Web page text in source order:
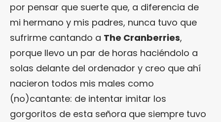
por pensar que suerte que, a diferencia de
mi hermano y mis padres, nunca tuvo que
sufrirme cantando a The Cranberries,
porque llevo un par de horas haciéndolo a
solas delante del ordenador y creo que ahí
nacieron todos mis males como
(no)cantante: de intentar imitar los
gorgoritos de esta señora que siempre tuvo